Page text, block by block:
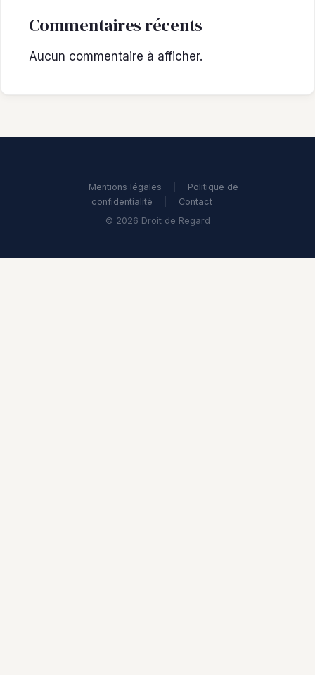
Commentaires récents
Aucun commentaire à afficher.
Mentions légales
Politique de
confidentialité
Contact
© 2026 Droit de Regard